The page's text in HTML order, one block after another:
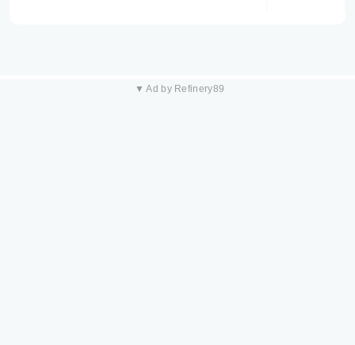
▼ Ad by Refinery89